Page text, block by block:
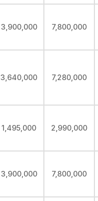
3,900,000 7,800,000
3,640,000 7,280,000
1,495,000 2,990,000
3,900,000 7,800,000